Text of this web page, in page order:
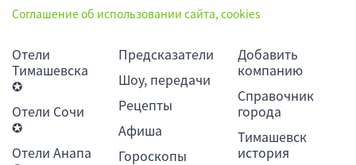
Соглашение об использовании сайта, cookies
Отели
Тимашевска
✪
Отели Сочи
✪
Отели Анапа
Предсказатели
Шоу, передачи
Рецепты
Афиша
Гороскопы
Добавить
компанию
Справочник
города
Тимашевск
история